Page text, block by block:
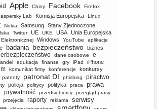
Apple Chiny Facebook Firefox
Lab Komisja Europejska Linux
Nokia Samsung Stany Zjednoczone
Twitter UE UKE USA Unia Europejska
Windows YouTube aplikacje
badania bezpieczeństwo biznes
dane osobowe
e-
edukacja finanse gry iPad iPhone
komunikat firmy konferencje konkursy
patenty patronat DI phishing piractwo
policja politycy polityka praca
prawa
prywatność przedsiębiorcy
przegląd prasy
przejęcia raporty reklama
serwisy